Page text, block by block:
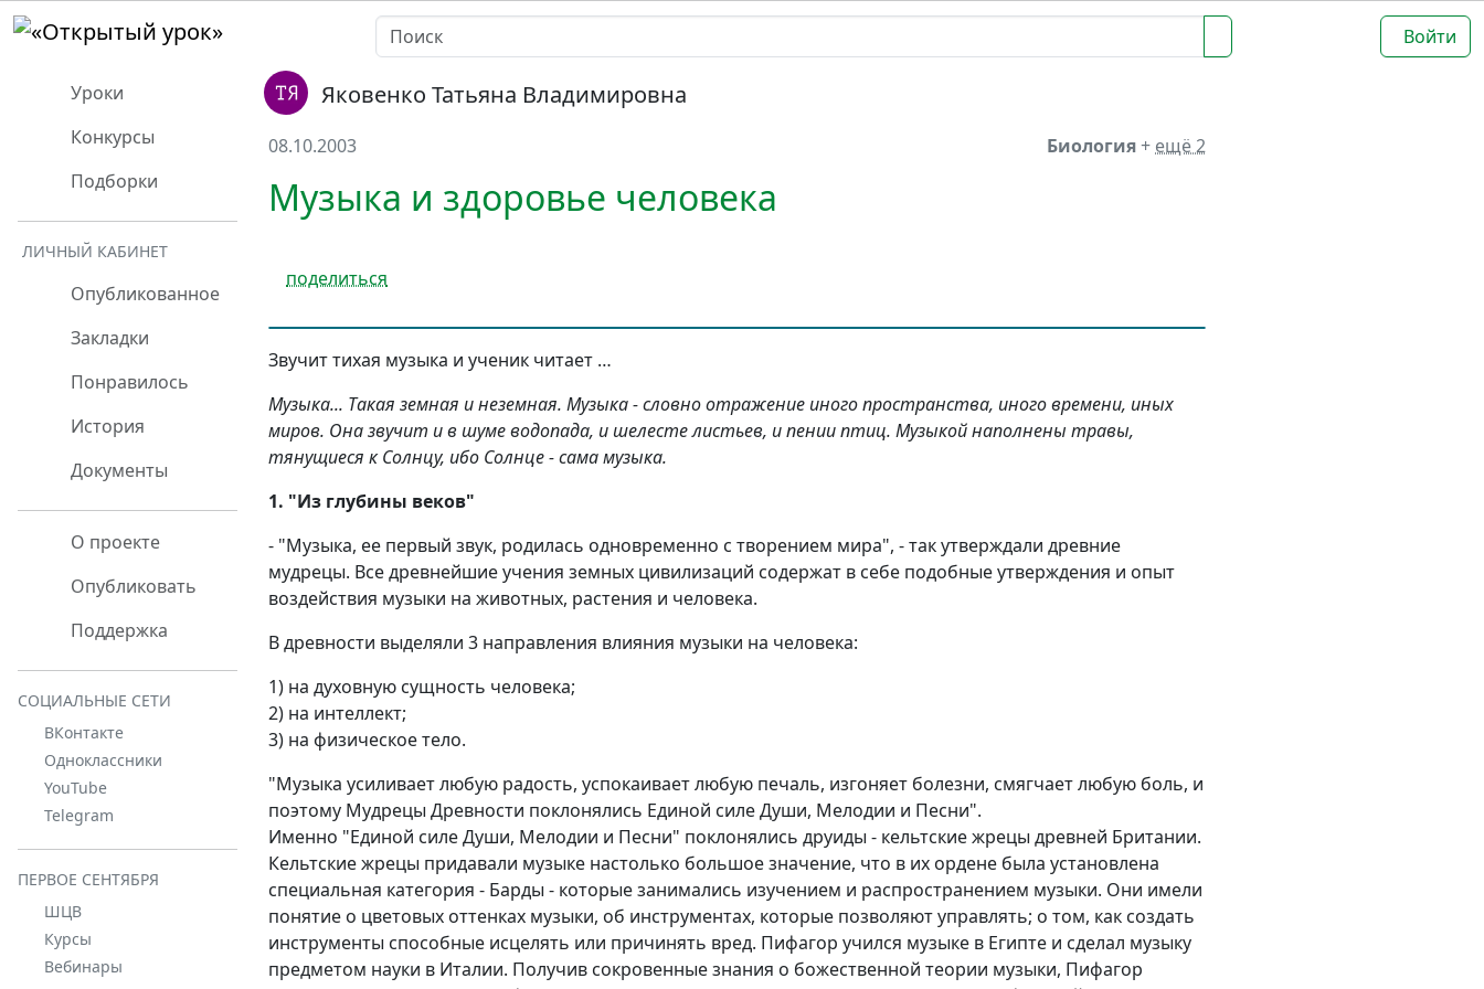
Войти
Уроки
Конкурсы
Подборки
ЛИЧНЫЙ КАБИНЕТ
Опубликованное
Закладки
Понравилось
История
Документы
О проекте
Опубликовать
Поддержка
СОЦИАЛЬНЫЕ СЕТИ
ВКонтакте
Одноклассники
YouTube
Telegram
ПЕРВОЕ СЕНТЯБРЯ
ШЦВ
Курсы
Вебинары
Яковенко Татьяна Владимировна
08.10.2003 Биология+ ещё 2
Музыка и здоровье человека
поделиться
Звучит тихая музыка и ученик читает …
Музыка... Такая земная и неземная. Музыка - словно отражение иного пространства, иного времени, иных
миров. Она звучит и в шуме водопада, и шелесте листьев, и пении птиц. Музыкой наполнены травы,
тянущиеся к Солнцу, ибо Солнце - сама музыка.
1. "Из глубины веков"
- "Музыка, ее первый звук, родилась одновременно с творением мира", - так утверждали древние
мудрецы. Все древнейшие учения земных цивилизаций содержат в себе подобные утверждения и опыт
воздействия музыки на животных, растения и человека.
В древности выделяли 3 направления влияния музыки на человека:
1) на духовную сущность человека;
2) на интеллект;
3) на физическое тело.
"Музыка усиливает любую радость, успокаивает любую печаль, изгоняет болезни, смягчает любую боль, и
поэтому Мудрецы Древности поклонялись Единой силе Души, Мелодии и Песни".
Именно "Единой силе Души, Мелодии и Песни" поклонялись друиды - кельтские жрецы древней Британии.
Кельтские жрецы придавали музыке настолько большое значение, что в их ордене была установлена
специальная категория - Барды - которые занимались изучением и распространением музыки. Они имели
понятие о цветовых оттенках музыки, об инструментах, которые позволяют управлять; о том, как создать
инструменты способные исцелять или причинять вред. Пифагор учился музыке в Египте и сделал музыку
предметом науки в Италии. Получив сокровенные знания о божественной теории музыки, Пифагор